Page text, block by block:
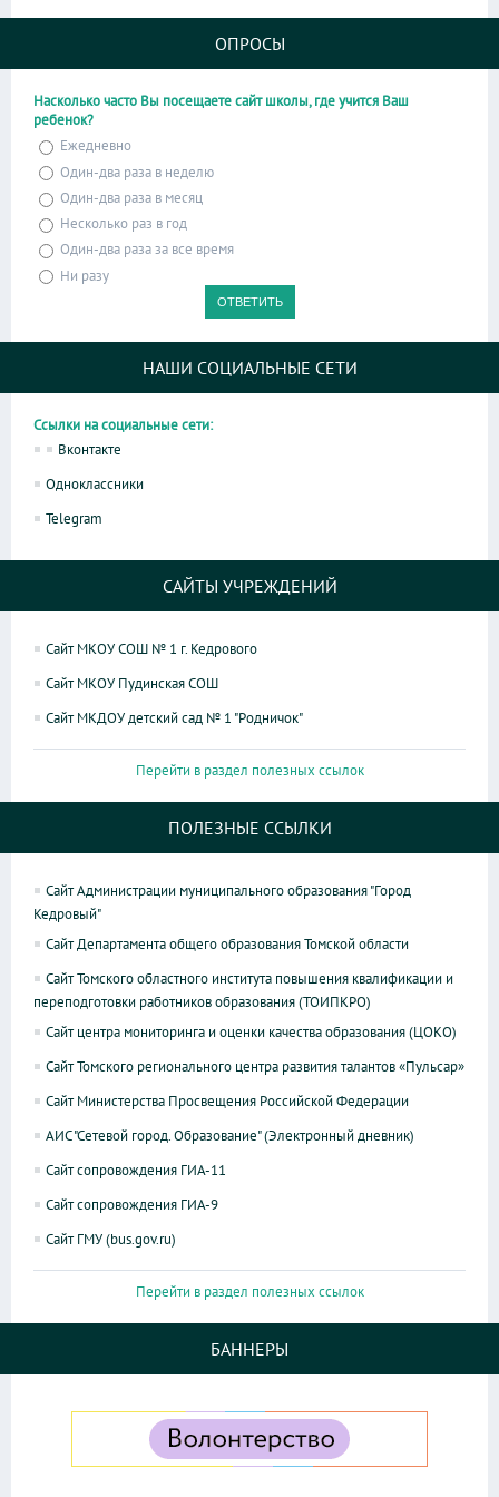
ОПРОСЫ
Насколько часто Вы посещаете сайт школы, где учится Ваш
ребенок?
Ежедневно
Один-два раза в неделю
Один-два раза в месяц
Несколько раз в год
Один-два раза за все время
Ни разу
НАШИ СОЦИАЛЬНЫЕ СЕТИ
Ссылки на социальные сети:
Вконтакте
Одноклассники
Telegram
САЙТЫ УЧРЕЖДЕНИЙ
Сайт МКОУ СОШ № 1 г. Кедрового
Сайт МКОУ Пудинская СОШ
Сайт МКДОУ детский сад № 1 "Родничок"
Перейти в раздел полезных ссылок
ПОЛЕЗНЫЕ ССЫЛКИ
Сайт Администрации муниципального образования "Город
Кедровый"
Сайт Департамента общего образования Томской области
Сайт Томского областного института повышения квалификации и
переподготовки работников образования (ТОИПКРО)
Сайт центра мониторинга и оценки качества образования (ЦОКО)
Сайт Томского регионального центра развития талантов «Пульсар»
Сайт Министерства Просвещения Российской Федерации
АИС "Сетевой город. Образование" (Электронный дневник)
Сайт сопровождения ГИА-11
Сайт сопровождения ГИА-9
Сайт ГМУ (bus.gov.ru)
Перейти в раздел полезных ссылок
БАННЕРЫ